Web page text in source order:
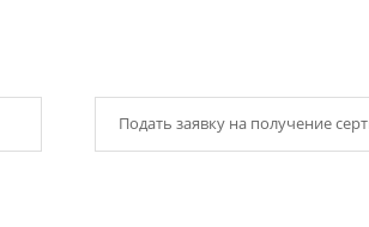
Подать заявку на получение